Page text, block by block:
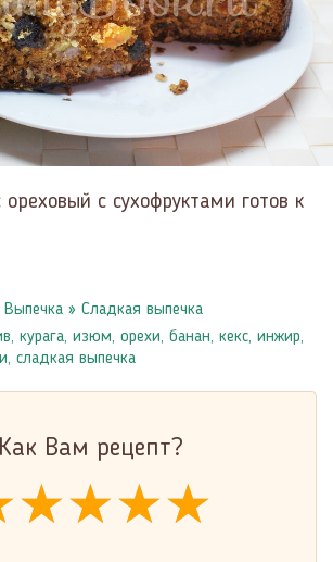
с сухофруктами готов к
Выпечка » Сладкая выпечка
, курага, изюм, орехи, банан, кекс, инжир,
, сладкая выпечка
Как Вам рецепт?